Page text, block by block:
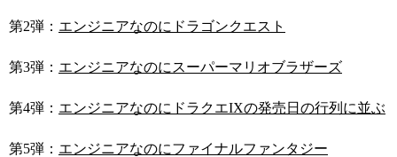
第2弾： エンジニアなのにドラゴンクエスト
第3弾： エンジニアなのにスーパーマリオブラザーズ
第4弾： エンジニアなのにドラクエIXの発売日の行列に並ぶ
第5弾： エンジニアなのにファイナルファンタジー